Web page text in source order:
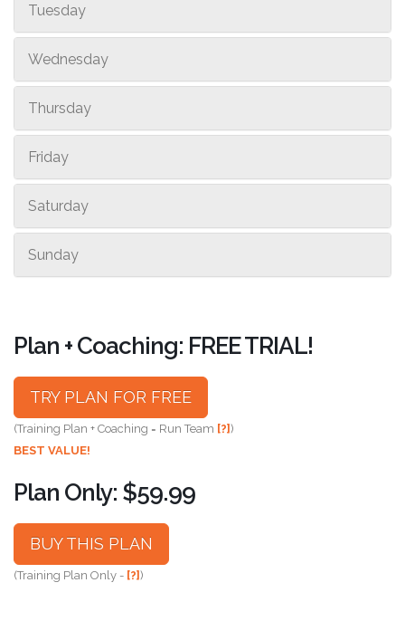
Tuesday
Wednesday
Thursday
Friday
Saturday
Sunday
Plan + Coaching: FREE TRIAL!
TRY PLAN FOR FREE
(Training Plan + Coaching = Run Team [?])
BEST VALUE!
Plan Only: $59.99
BUY THIS PLAN
(Training Plan Only - [?])